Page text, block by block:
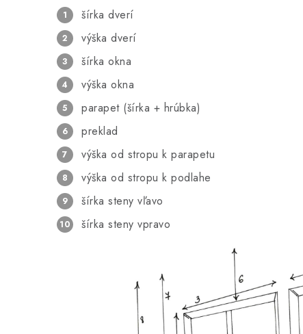
šírka dverí
výška dverí
šírka okna
výška okna
parapet (šírka + hrúbka)
preklad
výška od stropu k parapetu
výška od stropu k podlahe
šírka steny vľavo
šírka steny vpravo